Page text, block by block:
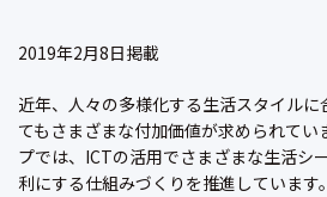
2019年2月8日掲載
近年、人々の多様化する生活スタイル
てもさまざまな付加価値が求められて
プでは、ICTの活用でさまざまな生活シ
利にする仕組みづくりを推進しています。